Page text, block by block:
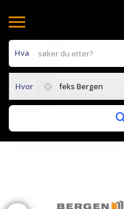
Hva
Hvor feks Bergen